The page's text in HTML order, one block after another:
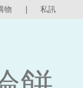
物 私訊